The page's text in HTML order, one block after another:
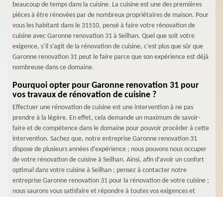
beaucoup de temps dans la cuisine. La cuisine est une des premières
pièces à être rénovées par de nombreux propriétaires de maison. Pour
vous les habitant dans le 31510, pensé à faire votre rénovation de
cuisine avec Garonne renovation 31 à Seilhan. Quel que soit votre
exigence, s’il s’agit de la rénovation de cuisine, c’est plus que sûr que
Garonne renovation 31 peut le faire parce que son expérience est déjà
nombreuse dans ce domaine.
Pourquoi opter pour Garonne renovation 31 pour
vos travaux de rénovation de cuisine ?
Effectuer une rénovation de cuisine est une intervention à ne pas
prendre à la légère. En effet, cela demande un maximum de savoir-
faire et de compétence dans le domaine pour pouvoir procéder à cette
intervention. Sachez que, notre entreprise Garonne renovation 31
dispose de plusieurs années d’expérience ; nous pouvons nous occuper
de votre rénovation de cuisine à Seilhan. Ainsi, afin d’avoir un confort
optimal dans votre cuisine à Seilhan ; pensez à contacter notre
entreprise Garonne renovation 31 pour la rénovation de votre cuisine ;
nous saurons vous satisfaire et répondre à toutes vos exigences et